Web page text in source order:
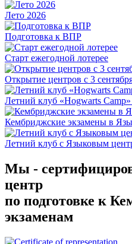
Лето 2026
Подготовка к ВПР
Старт ежегодной лотерее
Открытие центров с 3
Летний клуб «Нogwarts
Кембриджские экзамены в
Летний клуб с Языковым
Мы -
центр
по подготовке к
экзаменам